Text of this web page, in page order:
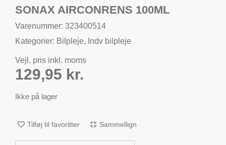
SONAX AIRCONRENS 100ML
Varenummer: 323400514
Kategorier: Bilpleje, Indv bilpleje
Vejl. pris inkl. moms
129,95 kr.
Ikke på lager
Tilføj til favoritter Sammellign